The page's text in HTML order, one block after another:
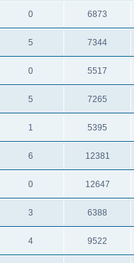
0 6873
5 7344
0 5517
5 7265
1 5395
6 12381
0 12647
3 6388
4 9522